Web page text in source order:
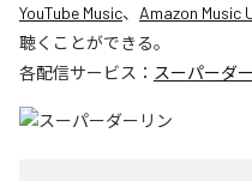
YouTube Music、 Amazon Music
聴くことができる。
各配信サービス： スーパーダ